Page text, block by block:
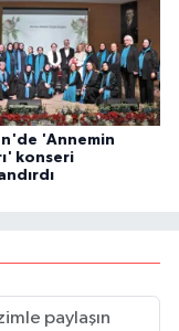
'Annemin
konseri